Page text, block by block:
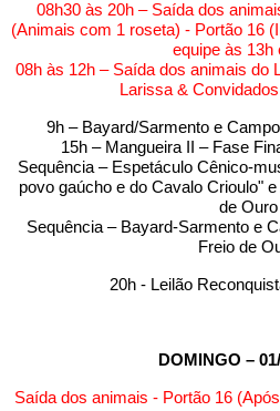
08h30 às 20h – Saída dos
(Animais com 1 roseta) - Portão 16
equipe às 13h
08h às 12h – Saída dos animais do
Larissa &
9h – Bayard/Sarmento e
15h – Mangueira II – Fase
Sequência – Espetáculo Cênico-
povo gaúcho e do Cavalo Crioulo"
de Ouro
Sequência – Bayard-Sarmento e
Freio de
20h - Leilão
DOMINGO –
Saída dos animais - Portão 16